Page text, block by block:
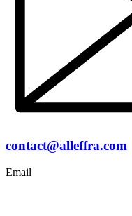
contact@alleffra.com
Email